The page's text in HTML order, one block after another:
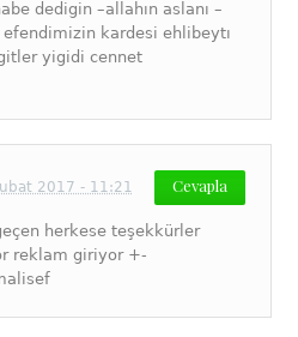
dedigin –allahın aslanı –
efendimizin kardesi ehlibeytı
yigidi cennet
Cevapla
2017 - 11:21
herkese teşekkürler
reklam giriyor +-